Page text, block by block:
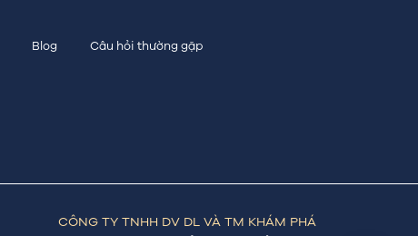
Blog Câu hỏi thường gặp
CÔNG TY TNHH DV DL VÀ TM KHÁM PHÁ